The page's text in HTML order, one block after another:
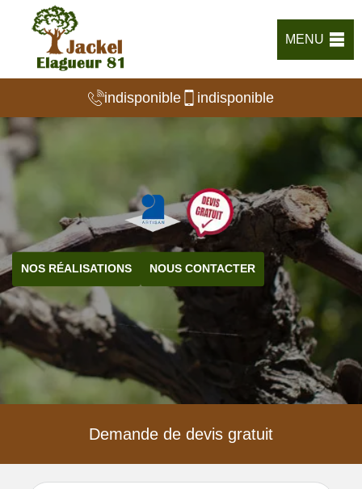
MENU
indisponible indisponible
NOS RÉALISATIONS NOUS CONTACTER
Demande de devis gratuit